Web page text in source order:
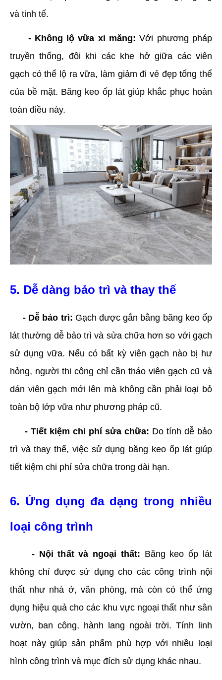
và tinh tế.
- Không lộ vữa xi măng:Với phương pháp
truyền thống, đôi khi các khe hở giữa các viên
gạch có thể lộ ra vữa, làm giảm đi vẻ đẹp tổng thể
của bề mặt. Băng keo ốp lát giúp khắc phục hoàn
toàn điều này.
5. Dễ dàng bảo trì và thay thế
- Dễ bảo trì: Gạch được gắn bằng băng keo ốp
lát thường dễ bảo trì và sửa chữa hơn so với gạch
sử dụng vữa. Nếu có bất kỳ viên gạch nào bị hư
hỏng, người thi công chỉ cần tháo viên gạch cũ và
dán viên gạch mới lên mà không cần phải loại bỏ
toàn bộ lớp vữa như phương pháp cũ.
- Tiết kiệm chi phí sửa chữa: Do tính dễ bảo
trì và thay thế, việc sử dụng băng keo ốp lát giúp
tiết kiệm chi phí sửa chữa trong dài hạn.
6. Ứng dụng đa dạng trong nhiều
loại công trình
- Nội thất và ngoại thất: Băng keo ốp lát
không chỉ được sử dụng cho các công trình nội
thất như nhà ở, văn phòng, mà còn có thể ứng
dụng hiệu quả cho các khu vực ngoại thất như sân
vườn, ban công, hành lang ngoài trời. Tính linh
hoạt này giúp sản phẩm phù hợp với nhiều loại
hình công trình và mục đích sử dụng khác nhau.